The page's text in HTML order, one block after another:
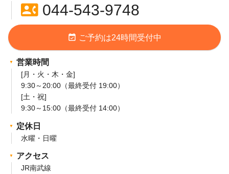
contact_phone044-543-9748
event_available ご予約は24時間受付中
営業時間
[月・火・木・金]
9:30～20:00（最終受付 19:00）
[土・祝]
9:30～15:00（最終受付 14:00）
定休日
水曜・日曜
アクセス
JR南武線